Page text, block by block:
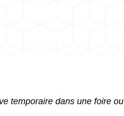
temporaire dans une foire ou